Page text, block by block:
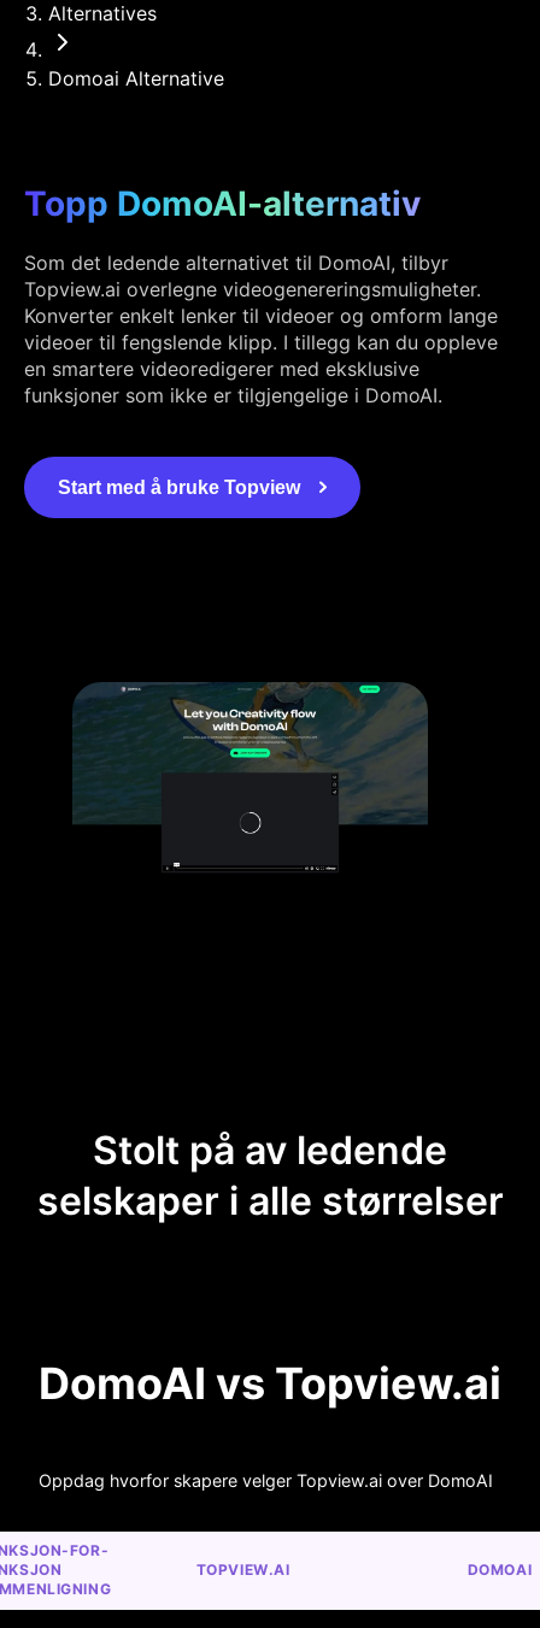
Alternatives
Domoai Alternative
Topp DomoAI-alternativ
Som det ledende alternativet til DomoAI, tilbyr
Topview.ai overlegne videogenereringsmuligheter.
Konverter enkelt lenker til videoer og omform lange
videoer til fengslende klipp. I tillegg kan du oppleve
en smartere videoredigerer med eksklusive
funksjoner som ikke er tilgjengelige i DomoAI.
Start med å bruke Topview
Stolt på av ledende
selskaper i alle størrelser
DomoAI vs Topview.ai
Oppdag hvorfor skapere velger Topview.ai over DomoAI
FOR-
TOPVIEW.AI DOMOAI